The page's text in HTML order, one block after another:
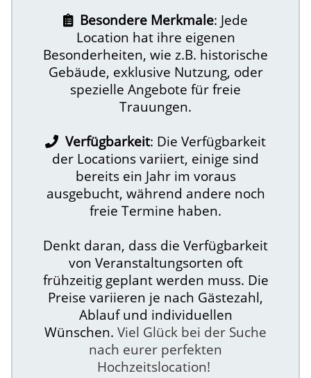
Besondere Merkmale: Jede
Location hat ihre eigenen
Besonderheiten, wie z.B. historische
Gebäude, exklusive Nutzung, oder
spezielle Angebote für freie
Trauungen.
Verfügbarkeit: Die Verfügbarkeit
der Locations variiert, einige sind
bereits ein Jahr im voraus
ausgebucht, während andere noch
freie Termine haben.
Denkt daran, dass die Verfügbarkeit
von Veranstaltungsorten oft
frühzeitig geplant werden muss. Die
Preise variieren je nach Gästezahl,
Ablauf und individuellen
Wünschen. Viel Glück bei der Suche
nach eurer perfekten
Hochzeitslocation!